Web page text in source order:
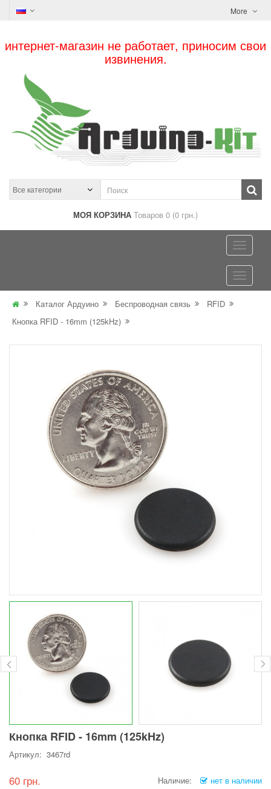
More
интернет-магазин не работает, приносим свои
извинения.
МОЯ КОРЗИНА Товаров 0 (0 грн.)
Каталог Ардуино Беспроводная связь
RFID
Кнопка RFID - 16mm (125kHz)
Кнопка RFID - 16mm (125kHz)
Артикул: 3467rd
60 грн. Наличие: нет в наличии